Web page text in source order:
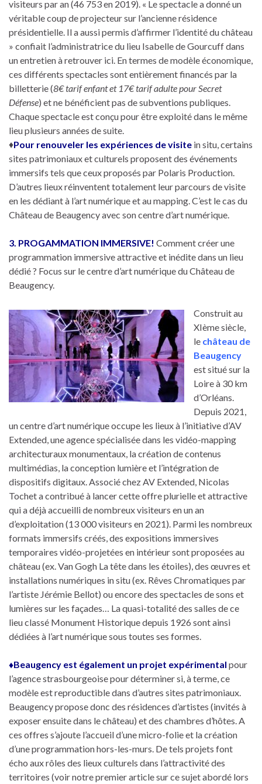
visiteurs par an (46 753 en 2019). « Le spectacle a donné un
véritable coup de projecteur sur l’ancienne résidence
présidentielle. Il a aussi permis d’affirmer l’identité du château
» confiait l’administratrice du lieu Isabelle de Gourcuff dans
un entretien à retrouver ici. En termes de modèle économique,
ces différents spectacles sont entièrement financés par la
billetterie (8€ tarif enfant et 17€ tarif adulte pour Secret
Défense) et ne bénéficient pas de subventions publiques.
Chaque spectacle est conçu pour être exploité dans le même
lieu plusieurs années de suite.
♦Pour renouveler les expériences de visite in situ, certains
sites patrimoniaux et culturels proposent des événements
immersifs tels que ceux proposés par Polaris Production.
D’autres lieux réinventent totalement leur parcours de visite
en les dédiant à l’art numérique et au mapping. C’est le cas du
Château de Beaugency avec son centre d’art numérique.
3. PROGAMMATION IMMERSIVE! Comment créer une
programmation immersive attractive et inédite dans un lieu
dédié ? Focus sur le centre d’art numérique du Château de
Beaugency.
Construit au
XIème siècle,
le château de
Beaugency
est situé sur la
Loire à 30 km
d’Orléans.
Depuis 2021,
un centre d’art numérique occupe les lieux à l’initiative d’AV
Extended, une agence spécialisée dans les vidéo-mapping
architecturaux monumentaux, la création de contenus
multimédias, la conception lumière et l’intégration de
dispositifs digitaux. Associé chez AV Extended, Nicolas
Tochet a contribué à lancer cette offre plurielle et attractive
qui a déjà accueilli de nombreux visiteurs en un an
d’exploitation (13 000 visiteurs en 2021). Parmi les nombreux
formats immersifs créés, des expositions immersives
temporaires vidéo-projetées en intérieur sont proposées au
château (ex. Van Gogh La tête dans les étoiles), des œuvres et
installations numériques in situ (ex. Rêves Chromatiques par
l’artiste Jérémie Bellot) ou encore des spectacles de sons et
lumières sur les façades… La quasi-totalité des salles de ce
lieu classé Monument Historique depuis 1926 sont ainsi
dédiées à l’art numérique sous toutes ses formes.
♦Beaugency est également un projet expérimental pour
l’agence strasbourgeoise pour déterminer si, à terme, ce
modèle est reproductible dans d’autres sites patrimoniaux.
Beaugency propose donc des résidences d’artistes (invités à
exposer ensuite dans le château) et des chambres d’hôtes. A
ces offres s’ajoute l’accueil d’une micro-folie et la création
d’une programmation hors-les-murs. De tels projets font
écho aux rôles des lieux culturels dans l’attractivité des
territoires (voir notre premier article sur ce sujet abordé lors